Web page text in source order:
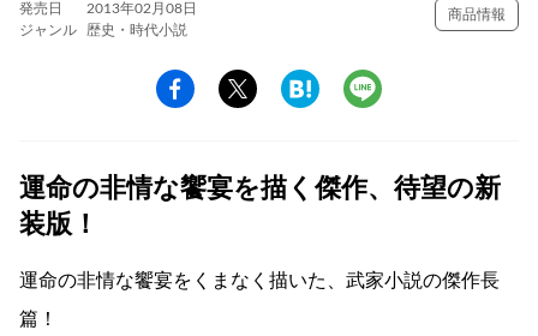
発売日
2013年02月08日
ジャンル
歴史・時代小説
商品情報
運命の非情な饗宴を描く傑作、待望の新
装版！
運命の非情な饗宴をくまなく描いた、武家小説の傑作長
篇！